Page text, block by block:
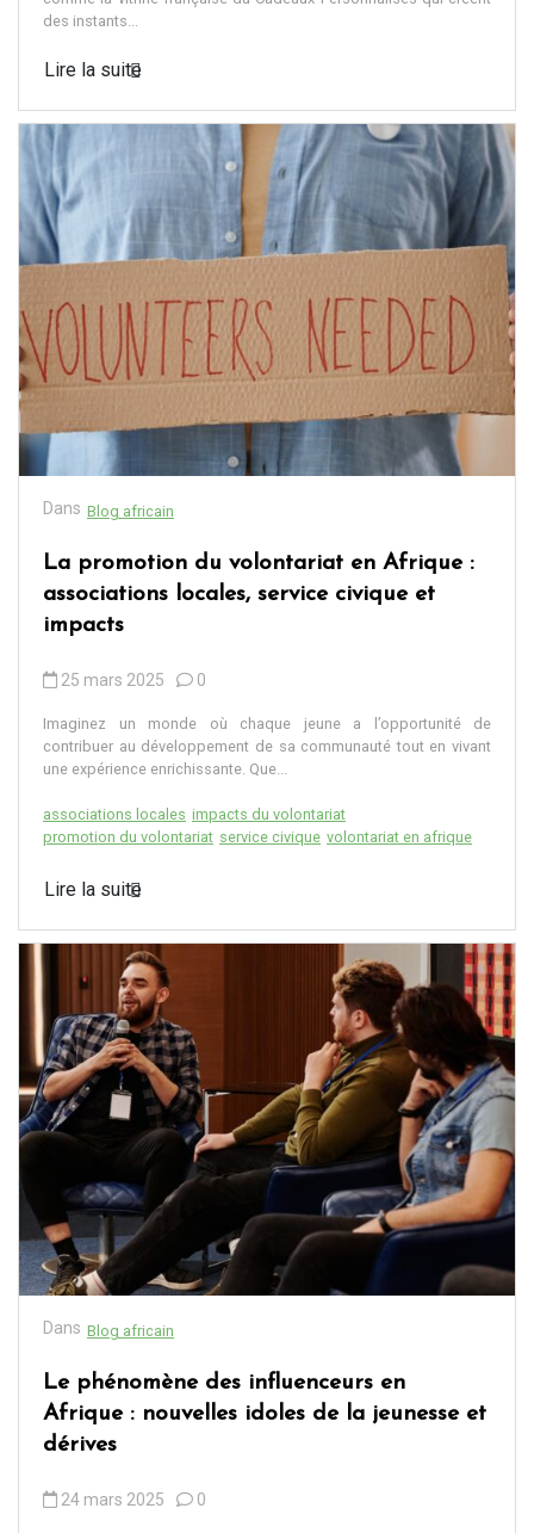
des instants...
Lire la suite
Dans Blog africain
La promotion du volontariat en Afrique :
associations locales, service civique et
impacts
25 mars 2025 0
Imaginez un monde où chaque jeune a l’opportunité de
contribuer au développement de sa communauté tout en vivant
une expérience enrichissante. Que...
associations locales impacts du volontariat
promotion du volontariat service civique volontariat en afrique
Lire la suite
Dans Blog africain
Le phénomène des influenceurs en
Afrique : nouvelles idoles de la jeunesse et
dérives
24 mars 2025 0